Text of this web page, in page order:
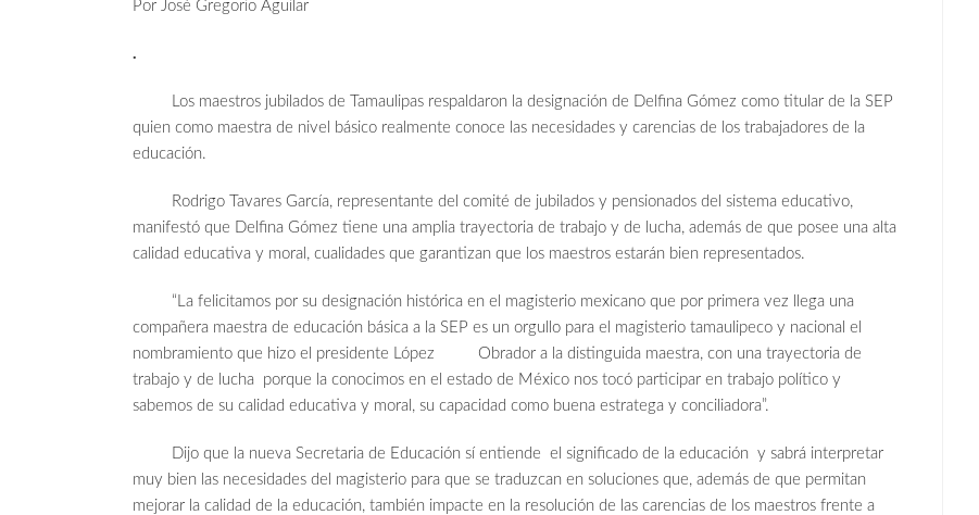
Por José Gregorio Aguilar
.
Los maestros jubilados de Tamaulipas respaldaron la designación de Delfina Gómez como titular de la SEP
quien como maestra de nivel básico realmente conoce las necesidades y carencias de los trabajadores de la
educación.
Rodrigo Tavares García, representante del comité de jubilados y pensionados del sistema educativo,
manifestó que Delfina Gómez tiene una amplia trayectoria de trabajo y de lucha, además de que posee una alta
calidad educativa y moral, cualidades que garantizan que los maestros estarán bien representados.
“La felicitamos por su designación histórica en el magisterio mexicano que por primera vez llega una
compañera maestra de educación básica a la SEP es un orgullo para el magisterio tamaulipeco y nacional el
nombramiento que hizo el presidente López Obrador a la distinguida maestra, con una trayectoria de
trabajo y de lucha porque la conocimos en el estado de México nos tocó participar en trabajo político y
sabemos de su calidad educativa y moral, su capacidad como buena estratega y conciliadora”.
Dijo que la nueva Secretaria de Educación sí entiende el significado de la educación y sabrá interpretar
muy bien las necesidades del magisterio para que se traduzcan en soluciones que, además de que permitan
mejorar la calidad de la educación, también impacte en la resolución de las carencias de los maestros frente a